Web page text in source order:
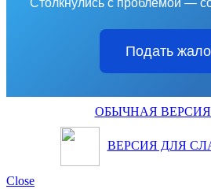
Столкнулись с проблемой —
Подать
ОБЫЧНАЯ
ВЕРСИЯ ДЛЯ
Close